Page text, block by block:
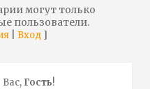
могут только
пользователи.
Вход ]
,Гость!